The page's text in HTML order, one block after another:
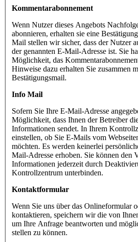
Kommentarabonnement
Wenn Nutzer dieses Angebots
abonnieren, erhalten sie eine
Mail stellen wir sicher, dass der Nutzer
der genannten E-Mail-Adresse ist. Sie
Möglichkeit, das
Hinweise dazu erhalten Sie zusammen
Bestätigungsmail.
Info Mail
Sofern Sie Ihre E-Mail-Adresse
Möglichkeit, dass Ihnen der Betreiber
Informationen sendet. In Ihrem
einstellen, ob Sie E-Mails vom
möchten. Es werden keinerlei
Mail-Adresse erhoben. Sie können den
Informationen jederzeit durch
Kontrollzentrum unterbinden.
Kontaktformular
Wenn Sie uns über das Onlineformular
kontaktieren, speichern wir die von
um Ihre Anfrage beantworten und
stellen zu können.